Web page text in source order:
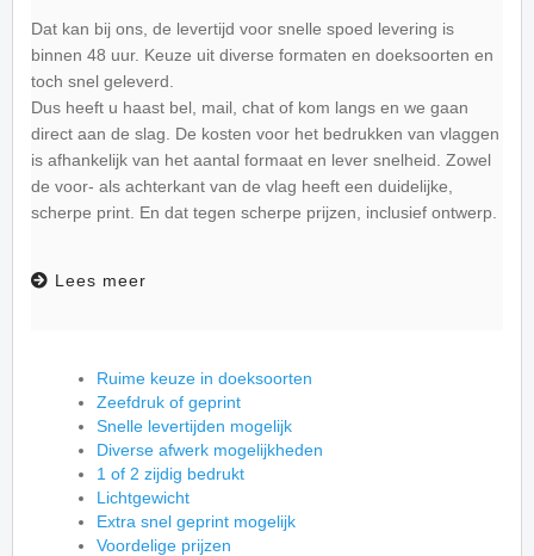
Dat kan bij ons, de levertijd voor snelle spoed levering is
binnen 48 uur. Keuze uit diverse formaten en doeksoorten en
toch snel geleverd.
Dus heeft u haast bel, mail, chat of kom langs en we gaan
direct aan de slag. De kosten voor het bedrukken van vlaggen
is afhankelijk van het aantal formaat en lever snelheid. Zowel
de voor- als achterkant van de vlag heeft een duidelijke,
scherpe print. En dat tegen scherpe prijzen, inclusief ontwerp.
Lees meer
Ruime keuze in doeksoorten
Zeefdruk of geprint
Snelle levertijden mogelijk
Diverse afwerk mogelijkheden
1 of 2 zijdig bedrukt
Lichtgewicht
Extra snel geprint mogelijk
Voordelige prijzen